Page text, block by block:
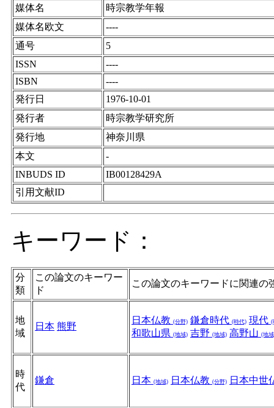
媒体名
時宗教学年報
媒体名欧文
----
通号
5
ISSN
----
ISBN
----
発行日
1976-10-01
発行者
時宗教学研究所
発行地
神奈川県
本文
-
INBUDS ID
IB00128429A
引用文献ID
キーワード：
分
類
この論文のキーワー
ド
この論文のキーワードに関連の
地
域
日本 熊野
日本仏教 (分野) 鎌倉時代 (時代) 現代 (
和歌山県 (地域) 吉野 (地域) 高野山 (地
時
代
鎌倉 日本 (地域) 日本仏教 (分野) 日本中世